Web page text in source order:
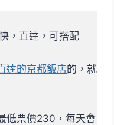
，直達，可搭配
達的京都飯店的，就
低票價230，每天會